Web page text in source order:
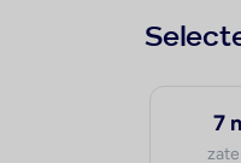
7